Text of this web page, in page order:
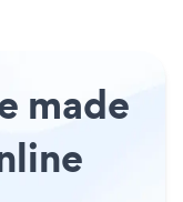
made